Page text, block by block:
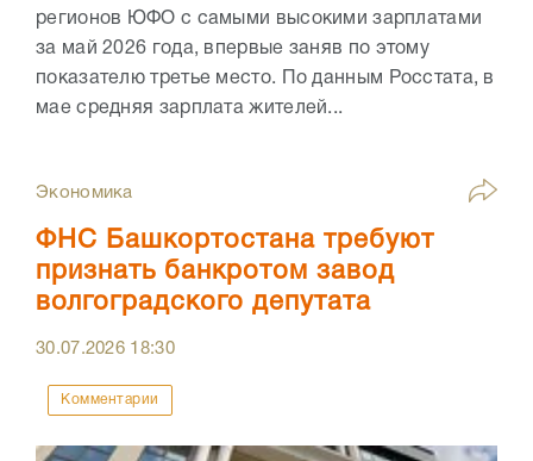
регионов ЮФО с самыми высокими зарплатами
за май 2026 года, впервые заняв по этому
показателю третье место. По данным Росстата, в
мае средняя зарплата жителей...
Экономика
ФНС Башкортостана требуют
признать банкротом завод
волгоградского депутата
30.07.2026 18:30
Комментарии